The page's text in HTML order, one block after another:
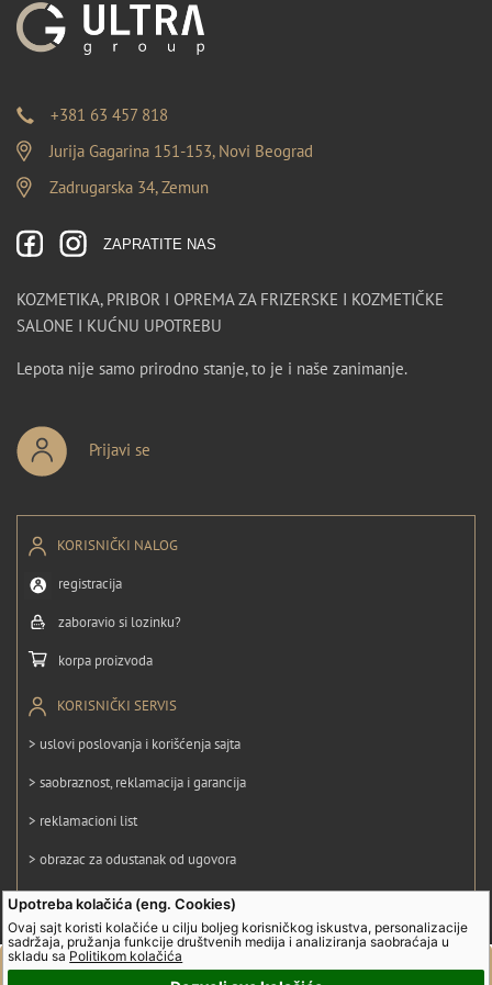
Upotreba kolačića (eng. Cookies)
Ovaj sajt koristi kolačiće u cilju boljeg korisničkog iskustva, personalizacije
sadržaja, pružanja funkcije društvenih medija i analiziranja saobraćaja u
skladu saPolitikom kolačića
+381 63 457 818
Jurija Gagarina 151-153, Novi Beograd
Zadrugarska 34, Zemun
ZAPRATITE NAS
KOZMETIKA, PRIBOR I OPREMA ZA FRIZERSKE I KOZMETIČKE
SALONE I KUĆNU UPOTREBU
Lepota nije samo prirodno stanje, to je i naše zanimanje.
Prijavi se
KORISNIČKI NALOG
registracija
zaboravio si lozinku?
korpa proizvoda
KORISNIČKI SERVIS
> uslovi poslovanja i korišćenja sajta
> saobraznost, reklamacija i garancija
> reklamacioni list
> obrazac za odustanak od ugovora
> politika privatnosti
> politika kolačića